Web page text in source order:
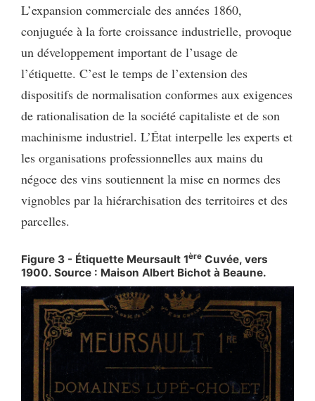
L’expansion commerciale des années 1860,
conjuguée à la forte croissance industrielle, provoque
un développement important de l’usage de
l’étiquette. C’est le temps de l’extension des
dispositifs de normalisation conformes aux exigences
de rationalisation de la société capitaliste et de son
machinisme industriel. L’État interpelle les experts et
les organisations professionnelles aux mains du
négoce des vins soutiennent la mise en normes des
vignobles par la hiérarchisation des territoires et des
parcelles.
Figure 3 - Étiquette Meursault 1ère Cuvée, vers
1900. Source : Maison Albert Bichot à Beaune.